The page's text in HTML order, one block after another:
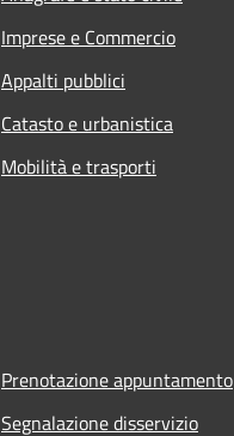
Imprese e Commercio
Appalti pubblici
Catasto e urbanistica
Mobilità e trasporti
Prenotazione appuntamento
Segnalazione disservizio